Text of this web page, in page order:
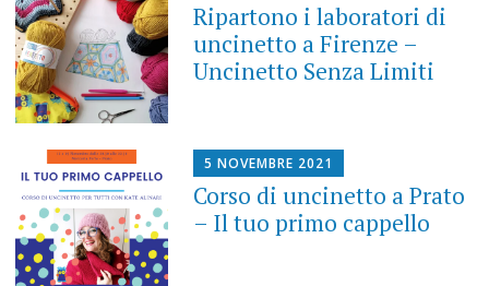
Ripartono i laboratori di
uncinetto a Firenze –
Uncinetto Senza Limiti
5 NOVEMBRE 2021
Corso di uncinetto a Prato
– Il tuo primo cappello